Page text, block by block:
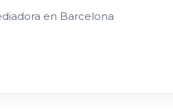
en Barcelona